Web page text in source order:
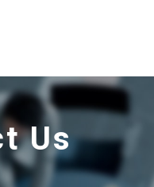
Us